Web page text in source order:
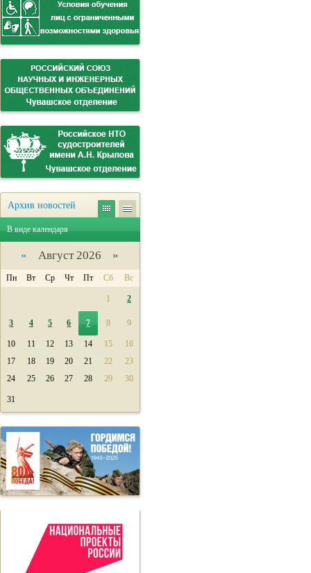
Архив новостей
В виде календаря
« Август 2026 »
Пн Вт Ср Чт Пт Сб Вс
1 2
3 4 5 6 7 8 9
10 11 12 13 14 15
16
17
18 19 20 21 22
23
24
25 26 27 28 29 30
31